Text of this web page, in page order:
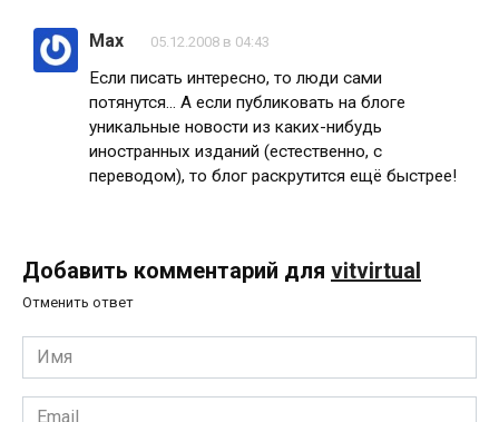
Max 05.12.2008 в 04:43
Если писать интересно, то люди сами
потянутся… А если публиковать на блоге
уникальные новости из каких-нибудь
иностранных изданий (естественно, с
переводом), то блог раскрутится ещё быстрее!
Добавить комментарий для vitvirtual
Отменить ответ
Имя
*
Email